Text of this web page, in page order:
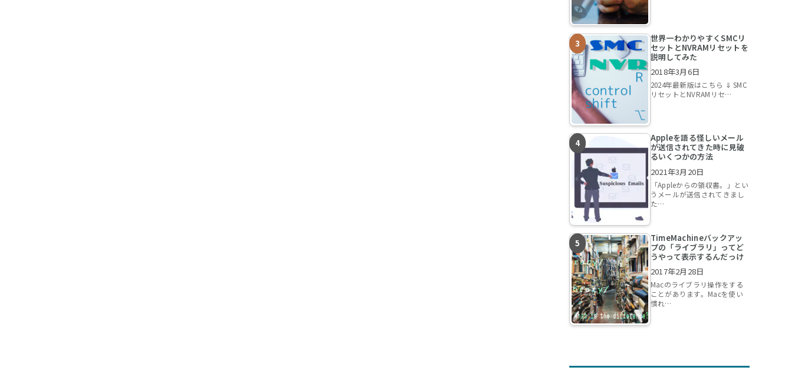
世界一わかりやすくSMCリ
セットとNVRAMリセットを
説明してみた
2018年3月6日
2024年最新版はこちら ⇓ SMC
リセットとNVRAMリセ…
Appleを語る怪しいメール
が送信されてきた時に見破
るいくつかの方法
2021年3月20日
「Appleからの領収書。」とい
うメールが送信されてきまし
た…
TimeMachineバックアッ
プの「ライブラリ」ってど
うやって表示するんだっけ
2017年2月28日
Macのライブラリ操作をする
ことがあります。Macを使い
慣れ…